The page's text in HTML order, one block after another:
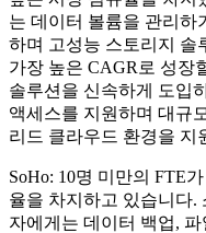
는 데이터 볼륨을 관리하
하며 고성능 스토리지 솔
가장 높은 CAGR로 성장
솔루션을 신속하게 도입
액세스를 지원하며 대규
리드 클라우드 환경을 지
SoHo: 10명 미만의 FTE
율을 차지하고 있습니다.
자에게는 데이터 백업,